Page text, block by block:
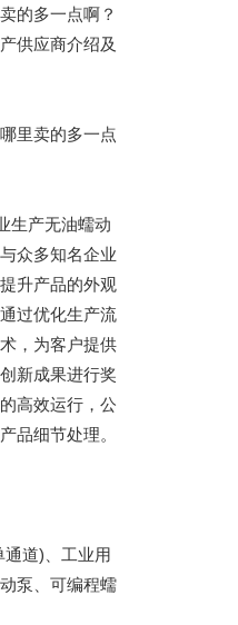
的多一点啊？
供应商介绍及
里卖的多一点
生产无油蠕动
众多知名企业
升产品的外观
过优化生产流
，为客户提供
新成果进行奖
高效运行，公
品细节处理。
道)、工业用
泵、可编程蠕